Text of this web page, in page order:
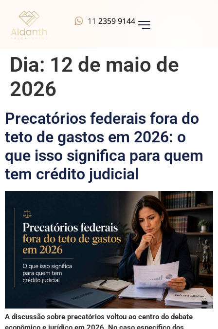
112359 9144
Dia: 12 de maio de
2026
Precatórios federais fora do
teto de gastos em 2026: o
que isso significa para quem
tem crédito judicial
A discussão sobre precatórios voltou ao centro do debate